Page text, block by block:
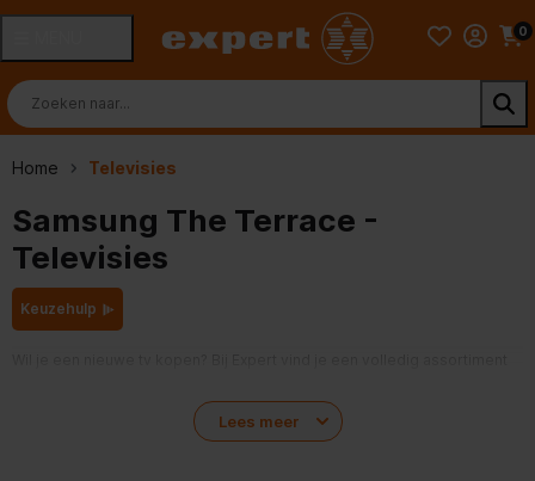
0
Home Televisies
Samsung The Terrace -
Televisies
Keuzehulp
beeldformaten. Voor het kijken van online content, zoals YouTube en
Netflix kies je voor een Smart TV, zoals een tv met
Lees meer